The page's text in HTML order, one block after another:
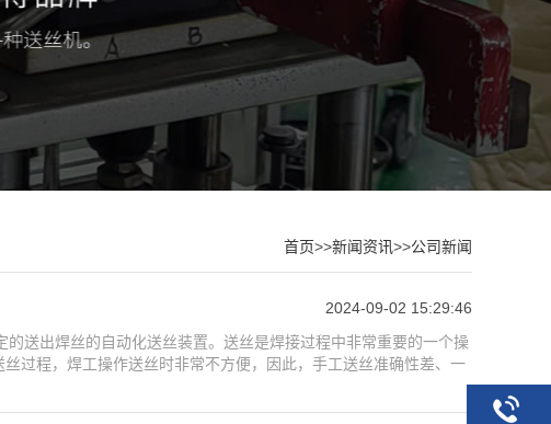
首页>>新闻资讯>>公司新闻
2024-09-02 15:29:46
送出焊丝的自动化送丝装置。送丝是焊接过程中非常重要的一个操
过程，焊工操作送丝时非常不方便，因此，手工送丝准确性差、一